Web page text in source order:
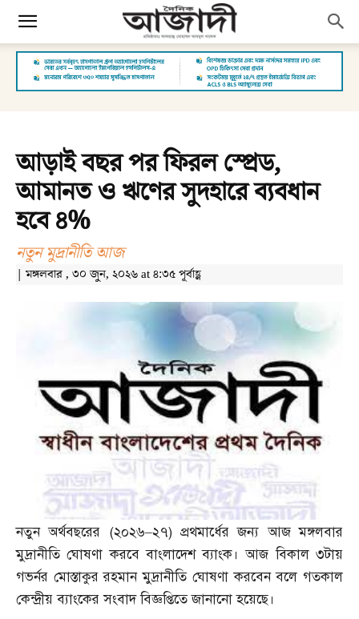
আড়াই বছর পর ফিরল স্প্রেড,
আমানত ও ঋণের সুদহারে ব্যবধান
হবে ৪%
নতুন মুদ্রানীতি আজ
| মঙ্গলবার , ৩০ জুন, ২০২৬ at ৪:৩৫ পূর্বাহ্ণ
নতুন অর্থবছরের (২০২৬–২৭)প্রথমার্ধের জন্য আজ মঙ্গলবার
মুদ্রানীতি ঘোষণা করবে বাংলাদেশ ব্যাংক। আজ বিকাল ৩টায়
গভর্নর মোস্তাকুর রহমান মুদ্রানীতি ঘোষণা করবেন বলে গতকাল
কেন্দ্রীয় ব্যাংকের সংবাদ বিজ্ঞপ্তিতে জানানো হয়েছে।